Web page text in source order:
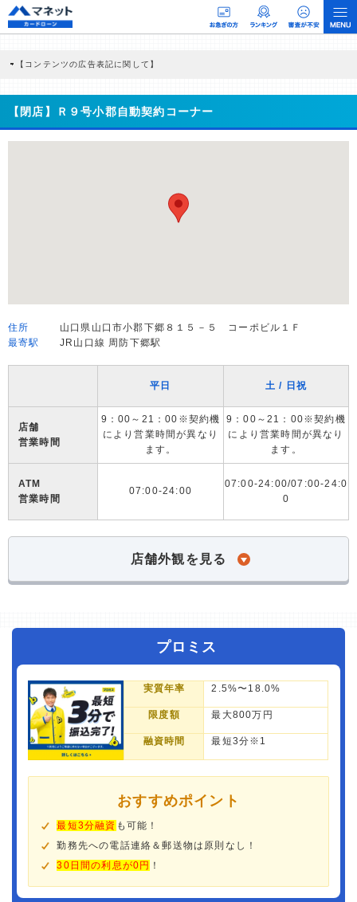
【コンテンツの広告表記に関して】
商品を根拠なくPRするものではなく、当編集部の調査／ユーザーへの口コミ収集な
どに基づき、公平性を担保した情報提供を行っています。
>提携企業一覧
【閉店】Ｒ９号小郡自動契約コーナー
住所
山口県山口市小郡下郷８１５－５ コーポビル１Ｆ
最寄駅
JR山口線 周防下郷駅
平日 土 / 日祝
店舗
営業時間
9：00～21：00※契約機
により営業時間が異なり
ます。
9：00～21：00※契約機
により営業時間が異なり
ます。
ATM
営業時間
07:00-24:00
07:00-24:00/07:00-24:0
0
店舗外観を見る
プロミス
実質年率 2.5%〜18.0%
限度額 最大800万円
融資時間 最短3分※1
おすすめポイント
最短3分融資 も可能！
勤務先への電話連絡＆郵送物は原則なし！
30日間の利息が0円 ！